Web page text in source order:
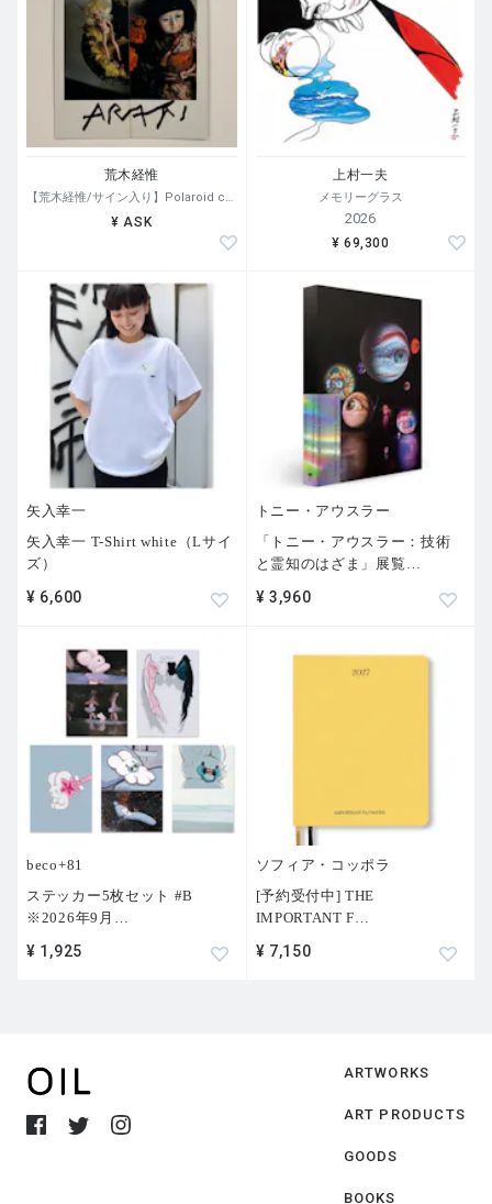
荒木経惟
【荒木経惟/サイン入り】Polaroid collage
¥ ASK
上村一夫
メモリーグラス
2026
¥ 69,300
矢入幸一
矢入幸一 T-Shirt white（Lサイ
ズ）
¥ 6,600
トニー・アウスラー
「トニー・アウスラー：技術
と霊知のはざま」展覧
¥ 3,960
beco+81
ステッカー5枚セット #B
※2026年9月 …
¥ 1,925
ソフィア・コッポラ
[予約受付中] THE
IMPORTANT F…
¥ 7,150
ARTWORKS
ART PRODUCTS
GOODS
BOOKS